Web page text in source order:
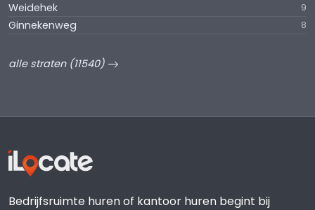
Weidehek 9
Ginnekenweg 8
alle straten (11540)
Bedrijfsruimte huren of kantoor huren begint bij